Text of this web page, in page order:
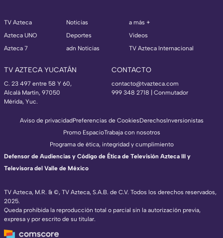
TV Azteca
Azteca UNO
Azteca 7
Noticias
Deportes
adn Noticias
a más +
Videos
TV Azteca Internacional
TV AZTECA YUCATÁN
C. 23 497 entre 58 Y 60,
Alcalá Martín, 97050
Mérida, Yuc.
CONTACTO
contacto@tvazteca.com
999 348 2718 | Conmutador
TV Azteca, M.R. & ©, TV Azteca, S.A.B. de C.V. Todos los derechos reservados,
2025.
Queda prohibida la reproducción total o parcial sin la autorización previa,
expresa y por escrito de su titular.
Aviso de privacidadPreferencias de CookiesDerechosInversionistas
Promo EspacioTrabaja con nosotros
Programa de ética, integridad y cumplimiento
Defensor de Audiencias y Código de Ética de Televisión Azteca III y
Televisora del Valle de México